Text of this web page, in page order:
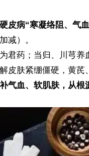
皮病“寒凝络阻、气
减）。
君药；当归、川芎
皮肤紧绷僵硬，黄
气血、软肌肤，从根